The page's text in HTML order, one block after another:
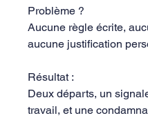
Problème ?
Aucune règle écrite,
aucune justification
Résultat :
Deux départs, un
travail, et une